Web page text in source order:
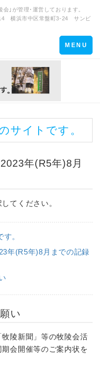
｣が管理･運営しております。
横浜市中区常盤町3-24 サンビ
Toggle
navigation
MENU
サイトです。
年(R5年)8月
てください。
。
年(R5年)8月までの記録
い
陵新聞」等の牧陵会活
会開催等のご案内状を